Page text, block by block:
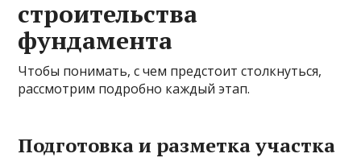
строительства
фундамента
Чтобы понимать, с чем предстоит столкнуться,
рассмотрим подробно каждый этап.
Подготовка и разметка участка